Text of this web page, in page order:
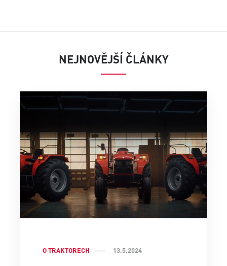
NEJNOVĚJŠÍ ČLÁNKY
O TRAKTORECH 13.5.2024